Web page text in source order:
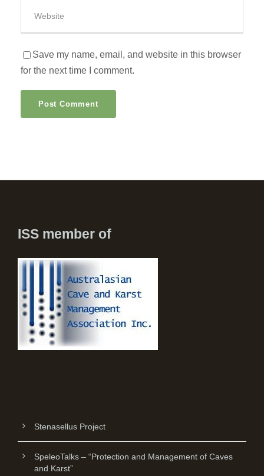
Save my name, email, and website in this browser
for the next time I comment.
ISS member of
Stenasellus Project
SpeleoTalks – “Protection and Management of Caves
and Karst”